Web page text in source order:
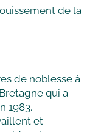
de la
de noblesse à
qui a
1983.
et